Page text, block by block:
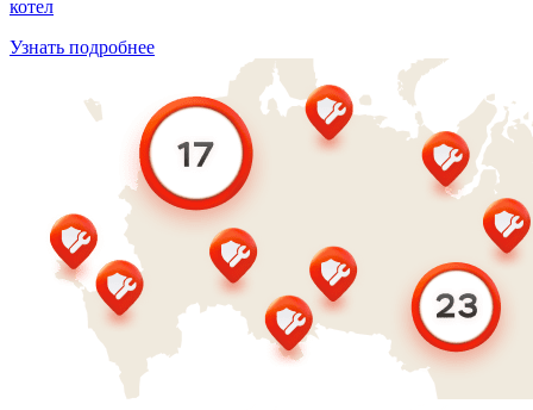
котел
Узнать подробнее